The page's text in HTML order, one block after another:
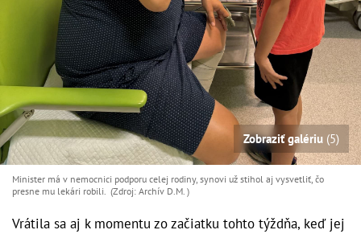
Zobraziť galériu (5)
Minister má v nemocnici podporu celej rodiny, synovi už stihol aj vysvetliť, čo
presne mu lekári robili. (Zdroj: Archív D.M. )
Vrátila sa aj k momentu zo začiatku tohto týždňa, keď jej